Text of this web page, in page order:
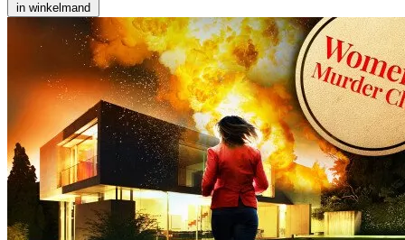
in winkelmand